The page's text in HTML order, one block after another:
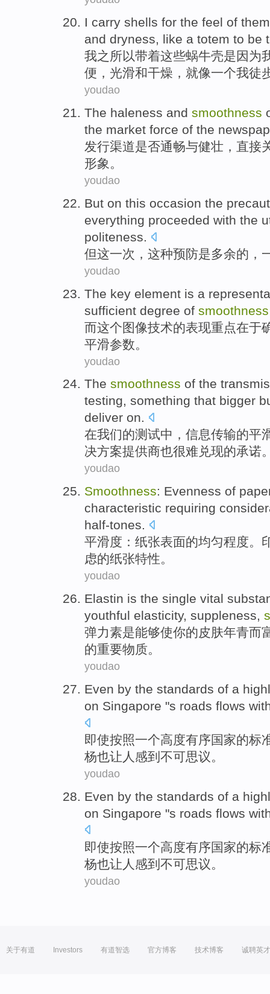
I carry shells for the feel of them
and dryness, like a totem to be
我之所以带着这些蜗牛壳是因为
便 ， 光滑和干燥 ， 就像一个我徒
youdao
The haleness and smoothness
the market force of the
发行渠道是否通畅与健壮， 直接
形象。
youdao
But on this occasion the
everything proceeded with the
politeness.
但这一次 ， 这种预防是多余的 ，
youdao
The key element is a
sufficient degree of smoothness
而这个图像技术的表现重点在于
平滑参数。
youdao
The smoothness of the
testing, something that bigger
deliver on.
在我们的测试中， 信息传输的平
决方案提供商也很难 兑现的承诺
youdao
Smoothness: Evenness of
characteristic requiring
half-tones.
平滑度 ： 纸张表面的均匀程度。
虑的纸张特性。
youdao
Elastin is the single vital
youthful elasticity, suppleness,
弹力素是能够使你的皮肤年青而
的重要物质。
youdao
Even by the standards of a
on Singapore "s roads flows
即使按照一个高度有序国家的标
杨也让人感到不可思议。
youdao
Even by the standards of a
on Singapore "s roads flows
即使按照一个高度有序国家的标
杨也让人感到不可思议。
youdao
关于有道 Investors 有道智选 官方博客 技术博客 诚聘英才